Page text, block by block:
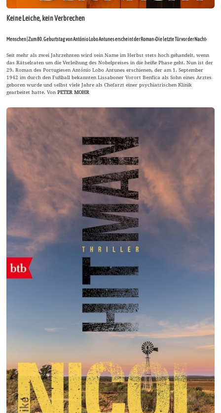
Keine Leiche, kein Verbrechen
Menschen | Zum 80. Geburtstag von António Lobo Antunes erscheint der Roman ›Die letzte Tür vor der Nacht‹
Seit mehr als zwei Jahrzehnten wird sein Name im Herbst stets hoch gehandelt, wenn
das Rätselraten um die Verleihung des Nobelpreises in die heiße Phase geht. Nun ist der
29. Roman des Portugiesen António Lobo Antunes erschienen, der am 1. September
1942 im durch den Fußball bekannten Lissaboner Vorort Benfica als Sohn eines Arztes
geboren wurde und selbst viele Jahre als Chefarzt einer psychiatrischen Klinik
gearbeitet hatte. VonPETER MOHR